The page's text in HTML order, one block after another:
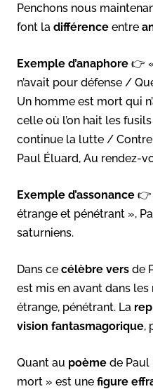
Penchons nous
font la différence entre
Exemple d’anaphore 👉
n’avait pour défense /
Un homme est mort qui
celle où l’on hait les
continue la lutte /
Paul Éluard, Au rendez-
Exemple d’assonance 👉
étrange et pénétrant »,
saturniens.
Dans ce célèbre vers de
est mis en avant dans
étrange, pénétrant. La
vision fantasmagorique,
Quant au poème de Paul
mort » est une figure